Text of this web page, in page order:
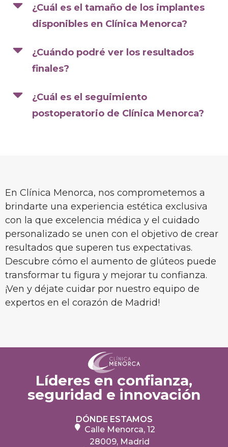
¿Cuál es el tamaño de los implantes
disponibles en Clínica Menorca?
¿Cuándo podré ver los resultados
finales?
¿Cuál es el seguimiento
postoperatorio de Clínica Menorca?
En Clínica Menorca, nos comprometemos a
brindarte una experiencia estética exclusiva
con la que excelencia médica y el cuidado
personalizado se unen con el objetivo de crear
resultados que superen tus expectativas.
Descubre cómo el aumento de glúteos puede
transformar tu figura y mejorar tu confianza.
¡Ven y déjate cuidar por nuestro equipo de
expertos en el corazón de Madrid!
Líderes en confianza,
seguridad e innovación
DÓNDE ESTAMOS
Calle Menorca, 12
28009, Madrid